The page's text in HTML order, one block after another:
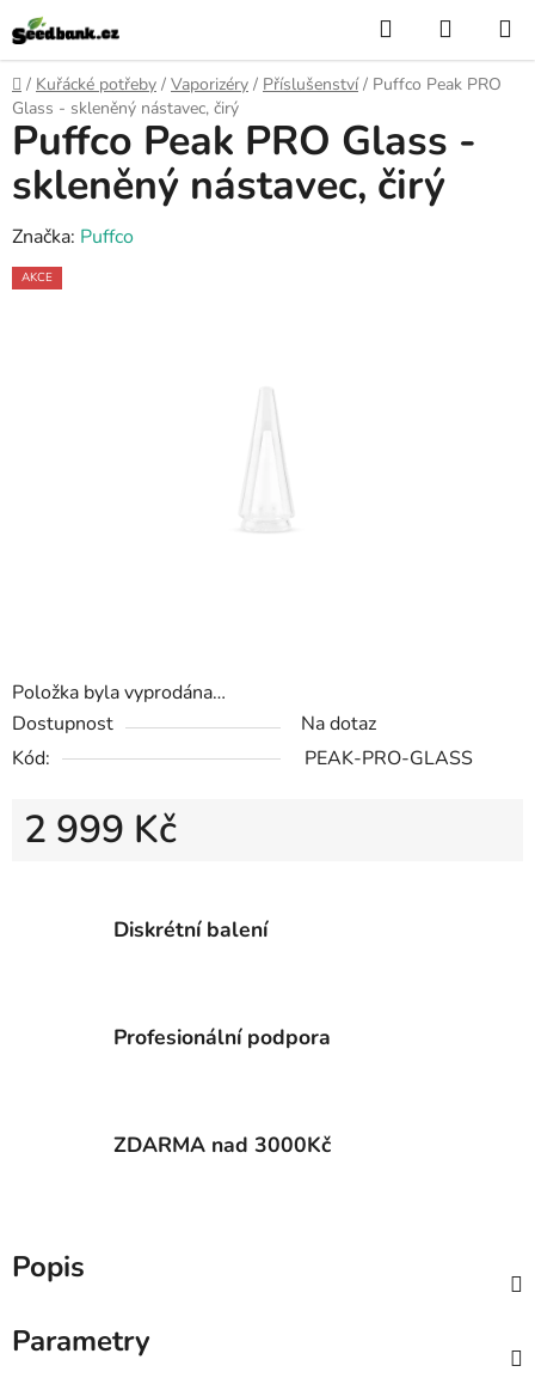
Přejít
na
obsah
Hledat
KOŠÍK
Domů
/ Kuřácké potřeby / Vaporizéry / Příslušenství / Puffco Peak PRO
Glass - skleněný nástavec, čirý
Položka byla vyprodána…
Dostupnost
Na dotaz
Kód:
PEAK-PRO-GLASS
2 999 Kč
Puffco Peak PRO Glass -
skleněný nástavec, čirý
Značka: Puffco
AKCE
Diskrétní balení
Profesionální podpora
ZDARMA nad 3000Kč
Popis
Parametry